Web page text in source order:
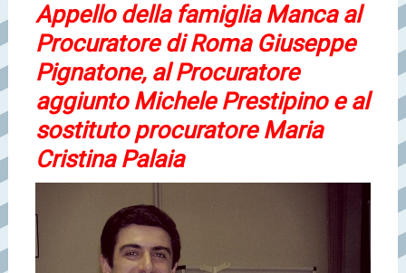
Appello della famiglia Manca al
Procuratore di Roma Giuseppe
Pignatone, al Procuratore
aggiunto Michele Prestipino e al
sostituto procuratore Maria
Cristina Palaia